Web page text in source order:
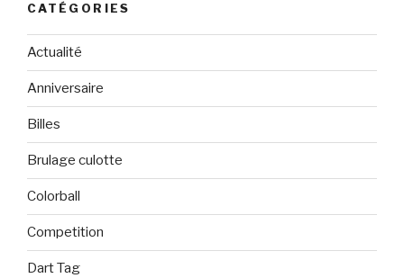
CATÉGORIES
Actualité
Anniversaire
Billes
Brulage culotte
Colorball
Competition
Dart Tag